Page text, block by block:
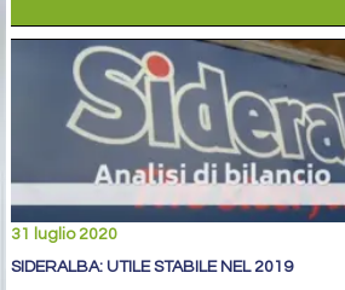
31 luglio 2020
SIDERALBA: UTILE STABILE NEL 2019